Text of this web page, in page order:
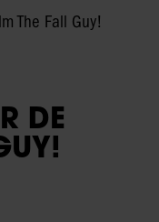
The Fall Guy!
DE